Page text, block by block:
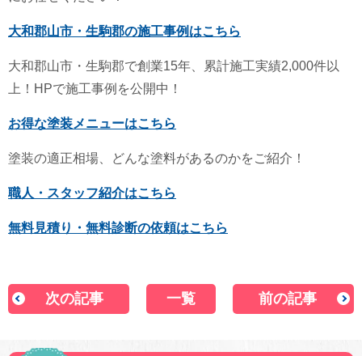
大和郡山市・生駒郡の施工事例はこちら
大和郡山市・生駒郡で創業15年、累計施工実績2,000件以
上！HPで施工事例を公開中！
お得な塗装メニューはこちら
塗装の適正相場、どんな塗料があるのかをご紹介！
職人・スタッフ紹介はこちら
無料見積り・無料診断の依頼はこちら
次の記事 一覧 前の記事